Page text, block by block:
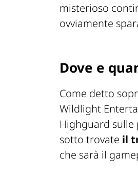
misterioso
ovviamente
Dove e
Come detto
Wildlight
Highguard sulle
sotto trovate il
che sarà il